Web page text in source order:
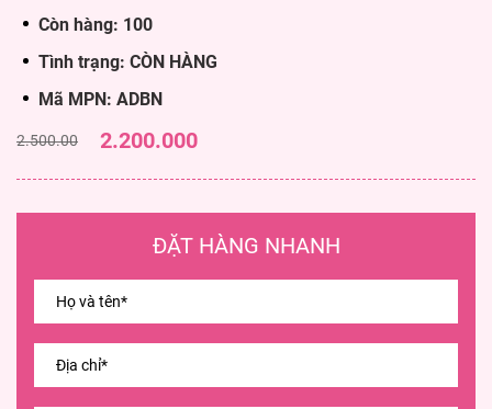
Còn hàng: 100
Tình trạng: CÒN HÀNG
Mã MPN: ADBN
2.500.00 2.200.000
ĐẶT HÀNG NHANH